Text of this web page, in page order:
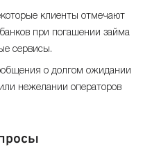
клиенты отмечают
при погашении займа
сервисы.
о долгом ожидании
нежелании операторов